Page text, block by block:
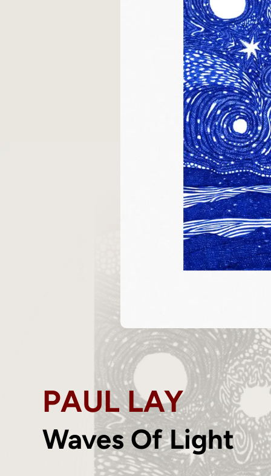
PAUL LAY
Waves Of Light